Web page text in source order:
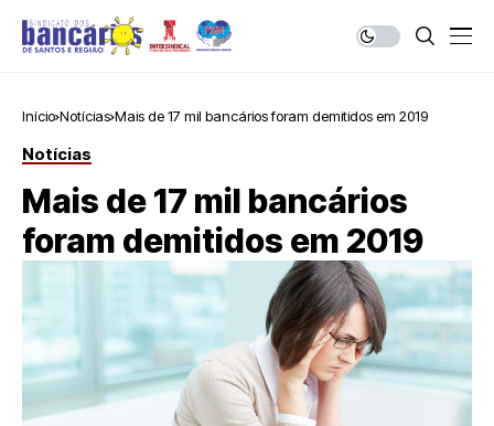
Início Notícias Mais de 17 mil bancários foram demitidos em 2019
Notícias
Mais de 17 mil bancários
foram demitidos em 2019